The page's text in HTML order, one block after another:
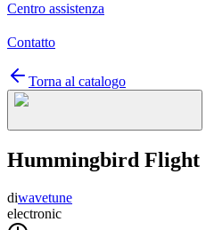
Centro assistenza
Contatto
Torna al catalogo
Hummingbird Flight
diwavetune
electronic